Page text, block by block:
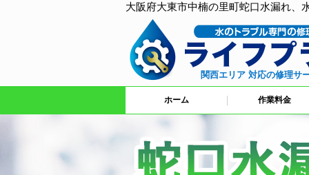
大阪府大東市中楠の里町蛇口水漏れ、
関西エリア 対応の修理サ
ホーム 作業料金